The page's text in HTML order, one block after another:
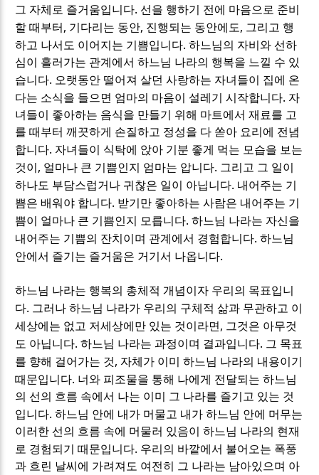
그 자체로 즐거움입니다. 선을 행하기 전에 마음으로 준비
할 때부터 , 기다리는 동안, 진행되는 동안에도, 그리고 행
하고 나서도 이어지는 기쁨입니다.하느님의 자비와 선하
심이 흘러가는 관계에서 하느님 나라의 행복을 느낄 수 있
습니다. 오랫동안 떨어져 살던 사랑하는 자녀들이 집에 온
다는 소식을 들으면 엄마의 마음이 설레기 시작합니다. 자
녀들이 좋아하는 음식을 만들기 위해 마트에서 재료를 고
를 때부터 깨끗하게 손질하고 정성을 다 쏟아 요리에 전념
합니다. 자녀들이 식탁에 앉아 기분 좋게 먹는 모습을 보는
것이 , 얼마나 큰 기쁨인지 엄마는 압니다. 그리고 그 일이
하나도 부담스럽거나 귀찮은 일이 아닙니다. 내어주는 기
쁨은 배워야 합니다. 받기만 좋아하는 사람은 내어주는 기
쁨이 얼마나 큰 기쁨인지 모릅니다.하느님 나라는 자신을
내어주는 기쁨의 잔치이며 관계에서 경험합니다.하느님
안에서 즐기는 즐거움은 거기서 나옵니다.
하느님 나라는 행복의 총체적 개념이자 우리의 목표입니
다. 그러나 하느님 나라가 우리의 구체적 삶과 무관하고 이
세상에는 없고 저세상에만 있는 것이라면 , 그것은 아무것
도 아닙니다.하느님 나라는 과정이며 결과입니다. 그 목표
를 향해 걸어가는 것, 자체가 이미 하느님 나라의 내용이기
때문입니다. 너와 피조물을 통해 나에게 전달되는 하느님
의 선의 흐름 속에서 나는 이미 그 나라를 즐기고 있는 것
입니다.하느님 안에 내가 머물고 내가 하느님 안에 머무는
이러한 선의 흐름 속에 머물러 있음이 하느님 나라의 현재
로 경험되기 때문입니다. 우리의 바깥에서 불어오는 폭풍
과 흐린 날씨에 가려져도 여전히 그 나라는 남아있으며 아